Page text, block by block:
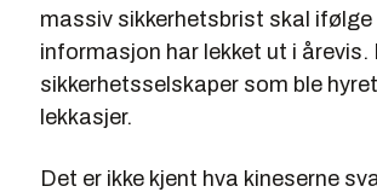
massiv sikkerhetsbrist skal
informasjon har lekket ut i
sikkerhetsselskaper som ble
lekkasjer.
Det er ikke kjent hva kineserne